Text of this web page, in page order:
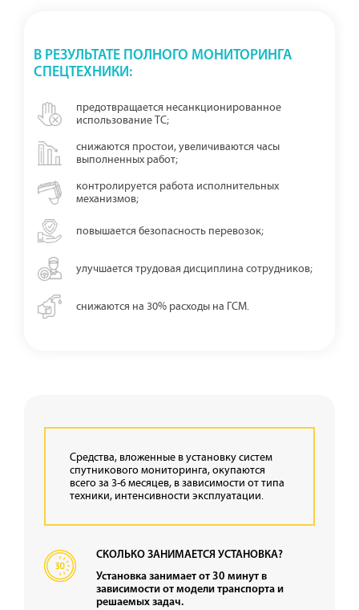
В РЕЗУЛЬТАТЕ ПОЛНОГО МОНИТОРИНГА
СПЕЦТЕХНИКИ:
предотвращается несанкционированное
использование ТС;
снижаются простои, увеличиваются часы
выполненных работ;
контролируется работа исполнительных
механизмов;
повышается безопасность перевозок;
улучшается трудовая дисциплина сотрудников;
снижаются на 30% расходы на ГСМ.
Средства, вложенные в установку систем
спутникового мониторинга, окупаются
всего за 3-6 месяцев, в зависимости от типа
техники, интенсивности эксплуатации.
СКОЛЬКО ЗАНИМАЕТСЯ УСТАНОВКА?
Установка занимает от 30 минут в
зависимости от модели транспорта и
решаемых задач.